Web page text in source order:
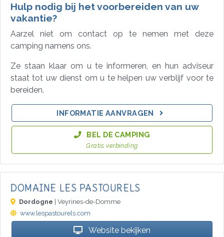
Hulp nodig bij het voorbereiden van uw
vakantie?
Aarzel niet om contact op te nemen met deze
camping namens ons.
Ze staan klaar om u te informeren, en hun adviseur
staat tot uw dienst om u te helpen uw verblijf voor te
bereiden.
INFORMATIE AANVRAGEN
BEL DE CAMPING
Gratis verbinding
DOMAINE LES PASTOURELS
Dordogne | Veyrines-de-Domme
www.lespastourels.com
Website bekijken